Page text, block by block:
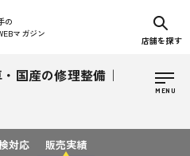
の
マガジン
店舗を探す
国産の修理整備｜
対応 販売実績